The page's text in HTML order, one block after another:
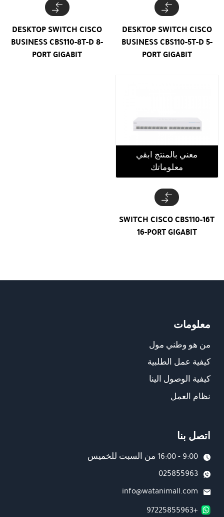
DESKTOP SWITCH CISCO
BUSINESS CBS110-5T-D 5-
PORT GIGABIT
DESKTOP SWITCH CISCO
BUSINESS CBS110-8T-D 8-
PORT GIGABIT
معني بالمنتج ابقي
معلوماتك
SWITCH CISCO CBS110-16T
16-PORT GIGABIT
معلومات
من هو وطني مول
كيفية عمل الطلبية
كيفية الوصول الينا
نظام العمل
اتصل بنا
9:00 - 16:00 من السبت للخميس
025855963
info@watanimall.com
+97225855963